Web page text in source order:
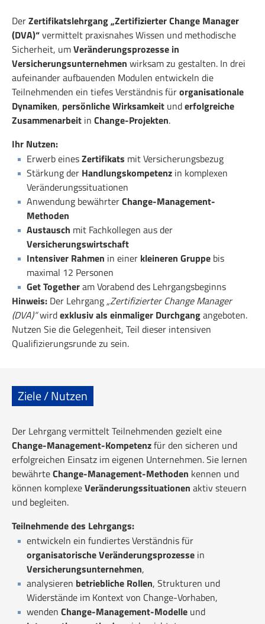
DerZertifikatslehrgang „Zertifizierter Change Manager
(DVA)“vermittelt praxisnahes Wissen und methodische
Sicherheit, umVeränderungsprozesse in
Versicherungsunternehmen wirksam zu gestalten. In drei
aufeinander aufbauenden Modulen entwickeln die
Teilnehmenden ein tiefes Verständnis fürorganisationale
Dynamiken, persönliche Wirksamkeit underfolgreiche
Zusammenarbeit in Change-Projekten.
Ihr Nutzen:
Erwerb einesZertifikats mit Versicherungsbezug
Stärkung der Handlungskompetenz in komplexen
Veränderungssituationen
Anwendung bewährterChange-Management-
Methoden
Austausch mit Fachkollegen aus der
Versicherungswirtschaft
Intensiver Rahmen in einer kleineren Gruppe bis
maximal 12 Personen
Get Togetheram Vorabend des Lehrgangsbeginns
Hinweis: Der Lehrgang„Zertifizierter Change Manager
(DVA)“wirdexklusiv als einmaliger Durchgangangeboten.
Nutzen Sie die Gelegenheit, Teil dieser intensiven
Qualifizierungsrunde zu sein.
Ziele / Nutzen
Der Lehrgang vermittelt Teilnehmenden gezielt eine
Change-Management-Kompetenzfür den sicheren und
erfolgreichen Einsatz im eigenen Unternehmen. Sie lernen
bewährteChange-Management-Methoden kennen und
können komplexeVeränderungssituationen aktiv steuern
und begleiten.
Teilnehmende des Lehrgangs:
entwickeln ein fundiertes Verständnis für
organisatorische Veränderungsprozesse in
Versicherungsunternehmen,
analysieren betriebliche Rollen, Strukturen und
Widerstände im Kontext von Change-Vorhaben,
wenden Change-Management-Modelle und